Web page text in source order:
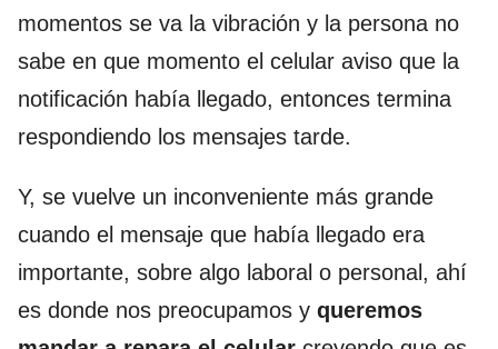
momentos se va la vibración y la persona no
sabe en que momento el celular aviso que la
notificación había llegado, entonces termina
respondiendo los mensajes tarde.
Y, se vuelve un inconveniente más grande
cuando el mensaje que había llegado era
importante, sobre algo laboral o personal, ahí
es donde nos preocupamos y queremos